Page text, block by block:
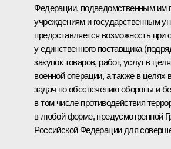
Федерации, подведомственным им
учреждениям и государственным
предоставляется возможность при
у единственного поставщика
закупок товаров, работ, услуг в
военной операции, а также в
задач по обеспечению обороны и
в том числе противодействия
в любой форме, предусмотренной
Российской Федерации для